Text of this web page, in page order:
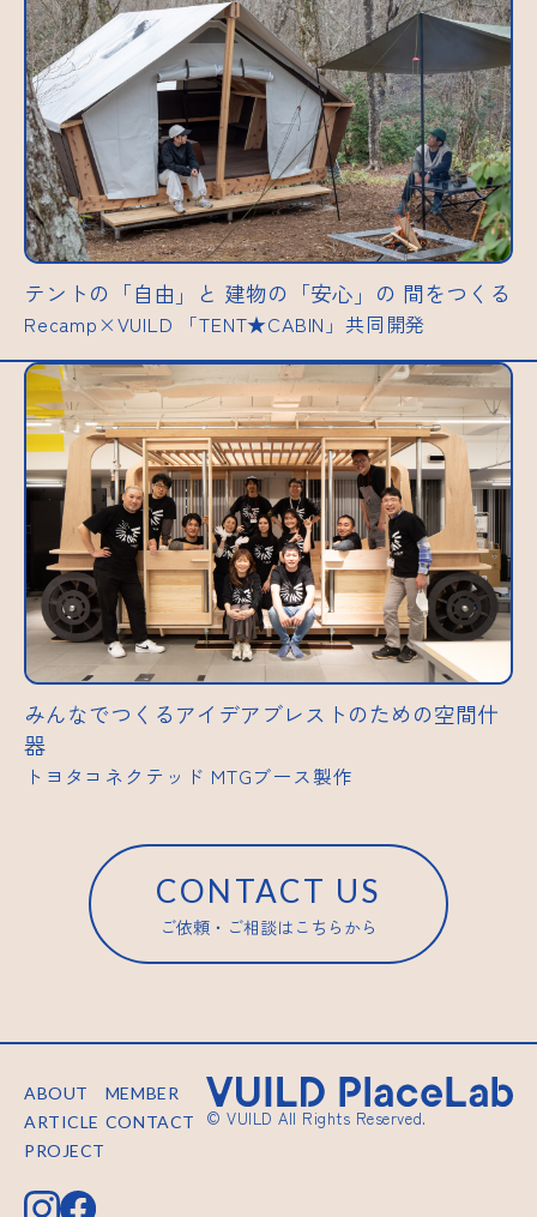
テントの「自由」と 建物の「安心」の 間をつくる
Recamp×VUILD 「TENT★CABIN」共同開発
みんなでつくるアイデアブレストのための空間什
器
トヨタコネクテッド MTGブース製作
CONTACT US
ご依頼・ご相談はこちらから
ABOUT
ARTICLE
PROJECT
MEMBER
CONTACT
© VUILD All Rights Reserved.